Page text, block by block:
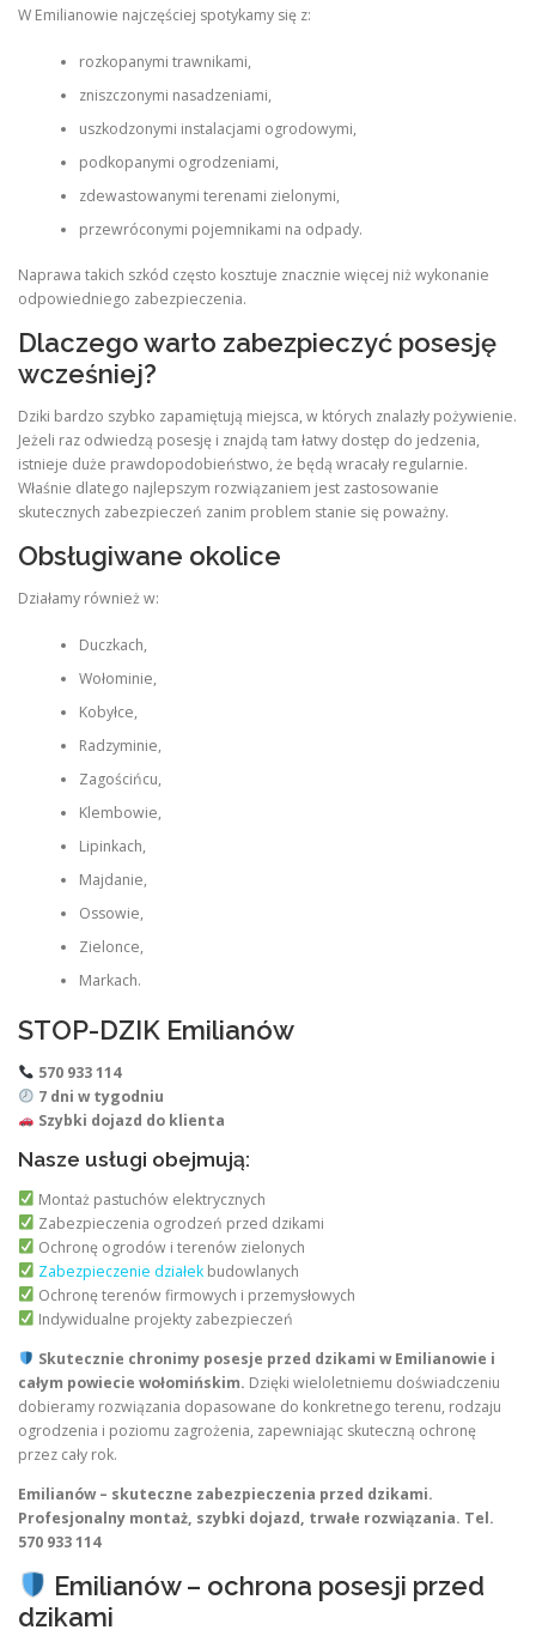
W Emilianowie najczęściej spotykamy się z:
rozkopanymi trawnikami,
zniszczonymi nasadzeniami,
uszkodzonymi instalacjami ogrodowymi,
podkopanymi ogrodzeniami,
zdewastowanymi terenami zielonymi,
przewróconymi pojemnikami na odpady.
Naprawa takich szkód często kosztuje znacznie więcej niż wykonanie
odpowiedniego zabezpieczenia.
Dlaczego warto zabezpieczyć posesję
wcześniej?
Dziki bardzo szybko zapamiętują miejsca, w których znalazły pożywienie.
Jeżeli raz odwiedzą posesję i znajdą tam łatwy dostęp do jedzenia,
istnieje duże prawdopodobieństwo, że będą wracały regularnie.
Właśnie dlatego najlepszym rozwiązaniem jest zastosowanie
skutecznych zabezpieczeń zanim problem stanie się poważny.
Obsługiwane okolice
Działamy również w:
Duczkach,
Wołominie,
Kobyłce,
Radzyminie,
Zagościńcu,
Klembowie,
Lipinkach,
Majdanie,
Ossowie,
Zielonce,
Markach.
STOP-DZIK Emilianów
570 933 114
7 dni w tygodniu
Szybki dojazd do klienta
Nasze usługi obejmują:
Montaż pastuchów elektrycznych
Zabezpieczenia ogrodzeń przed dzikami
Ochronę ogrodów i terenów zielonych
Zabezpieczenie działekbudowlanych
Ochronę terenów firmowych i przemysłowych
Indywidualne projekty zabezpieczeń
Skutecznie chronimy posesje przed dzikami w Emilianowie i
całym powiecie wołomińskim. Dzięki wieloletniemu doświadczeniu
dobieramy rozwiązania dopasowane do konkretnego terenu, rodzaju
ogrodzenia i poziomu zagrożenia, zapewniając skuteczną ochronę
przez cały rok.
Emilianów – skuteczne zabezpieczenia przed dzikami.
Profesjonalny montaż, szybki dojazd, trwałe rozwiązania. Tel.
570 933 114
Emilianów – ochrona posesji przed
dzikami